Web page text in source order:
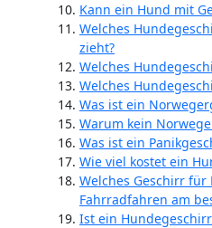
Kann ein Hund mit
Welches
zieht?
Welches
Welches
Was ist ein
Warum kein
Was ist ein
Wie viel kostet ein
Welches Geschirr für
Fahrradfahren am
Ist ein